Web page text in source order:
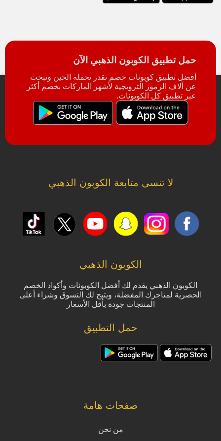
حمل تطبيق الكوبون الذهبي الآن
أفضل تطبيق كوبونات خصم تقدر تحمله الحين وتبحث
عن آلاف الرموز الترويجية لأشهر الماركات بخصم أكثر
عبر تطبيق كل الكوبونات.
لا تنسى متابعة الكوبون الذهبي
الكوبون الذهبي
الكوبون الذهبي يقدم لك أفضل الكوبونات وأكواد الخصم
الحصرية لمتاجرك المفضلة، ويتيح لك التسوق وشراء أعلى
المنتجات جودة بأقل الأسعار
حمل التطبيق
صفحات هامة
من نحن